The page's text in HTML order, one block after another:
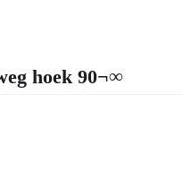
hoek 90¬∞